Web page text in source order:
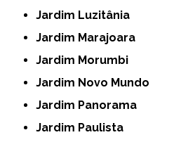
Jardim Luzitânia
Jardim Marajoara
Jardim Morumbi
Jardim Novo Mundo
Jardim Panorama
Jardim Paulista